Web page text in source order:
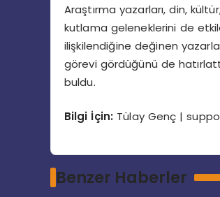
Araştırma yazarları, din,
kutlama geleneklerini de
ilişkilendiğine değinen
görevi gördüğünü de
buldu.
Bilgi İçin: Tülay Genç |
Benzer Haberler